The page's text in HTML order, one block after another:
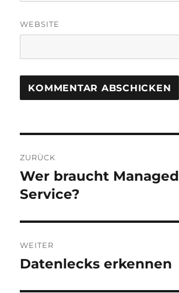
WEBSITE
ZURÜCK
Vorheriger
Beitrag:
Wer braucht Managed
Service?
WEITER
Nächster
Datenlecks erkennen